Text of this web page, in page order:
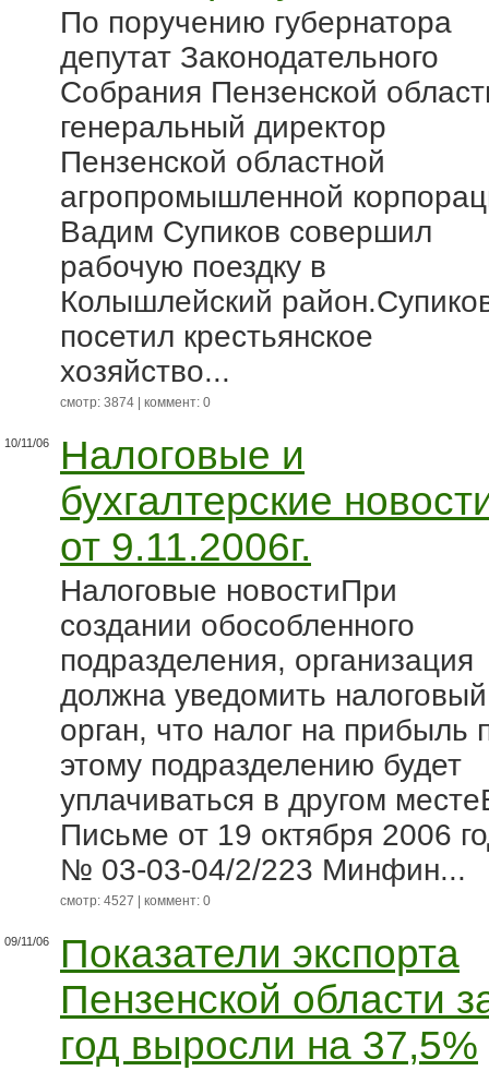
По поручению губернатора
депутат Законодательного
Собрания Пензенской
генеральный директор
Пензенской областной
агропромышленной
Вадим Супиков совершил
рабочую поездку в
Колышлейский
посетил крестьянское
хозяйство...
смотр: 3874 | коммент: 0
10/11/06
Налоговые и
бухгалтерские
от 9.11.2006г.
Налоговые новостиПри
создании обособленного
подразделения, организация
должна уведомить налоговый
орган, что налог на прибыль
этому подразделению будет
уплачиваться в другом
Письме от 19 октября 2006
№ 03-03-04/2/223 Минфин...
смотр: 4527 | коммент: 0
09/11/06
Показатели экспорта
Пензенской области
год выросли на 37,5%